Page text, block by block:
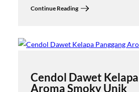
Continue Reading
Cendol Dawet
Aroma Smoky Unik